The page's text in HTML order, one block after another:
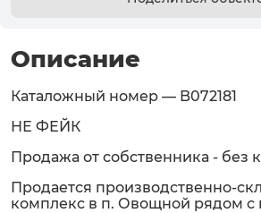
Описание
Каталожный номер — B072181
НЕ ФЕЙК
Продажа от собственника - без
Продается производственно-
комплекс в п. Овощной рядом с